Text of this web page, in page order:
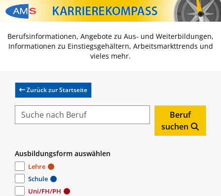
Zum Inhalt springen
Zum Navmenü springen
Zur Suche springen
Zur Footer springen
Berufsinformationen, Angebote zu Aus- und Weiterbildungen,
Informationen zu Einstiegsgehältern, Arbeitsmarkttrends und
vieles mehr.
Zurück zur Startseite
Beruf
suchen
Ausbildungsform auswählen
Lehre
Schule
Uni/FH/PH